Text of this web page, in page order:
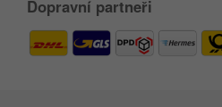
Dopravní partneři